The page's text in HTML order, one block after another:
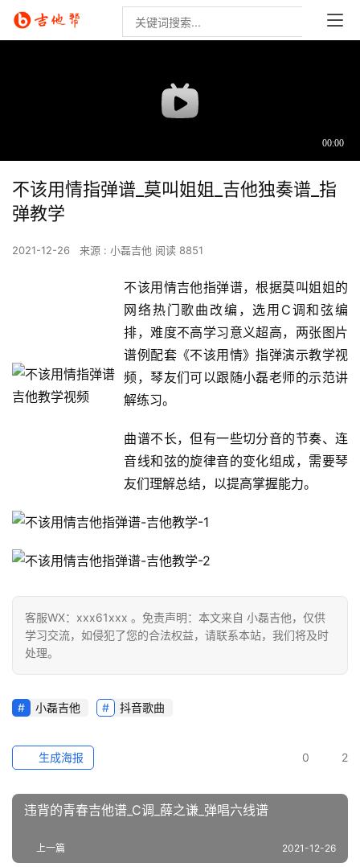
不该用情指弹谱_莫叫姐姐_吉他独奏谱_指
弹教学
2021-12-26 来源 : 小磊吉他 阅读 8851
不该用情吉他指弹谱，根据莫叫姐姐的
网络热门歌曲改编，选用C调和弦编
排，难度不高学习意义超高，两张图片
谱例配套《不该用情》指弹演示教学视
频，琴友们可以跟随小磊老师的示范讲
解练习。
曲谱不长，但有一些切分音的节奏、连
音线和弦的旋律音的变化组成，需要琴
友们理解总结，以提高掌握能力。
客服WX：xxx61xxx 。免责声明：本文来自 小磊吉他，仅供
学习交流，如侵犯了您的合法权益，请联系本站，我们将及时
处理。
小磊吉他 抖音歌曲
0 2
生成海报
违背的青春吉他谱_C调_薛之谦_弹唱六线谱
上一篇 2021-12-26